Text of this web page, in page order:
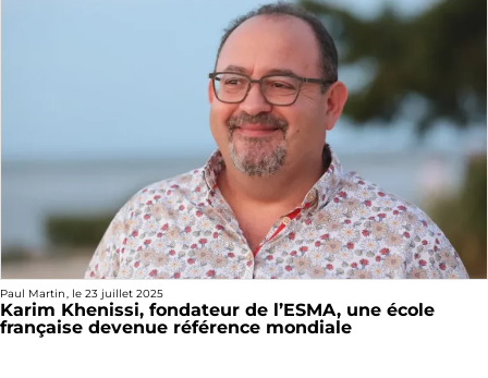
Paul Martin, le 23 juillet 2025
Karim Khenissi, fondateur de l’ESMA, une école
française devenue référence mondiale